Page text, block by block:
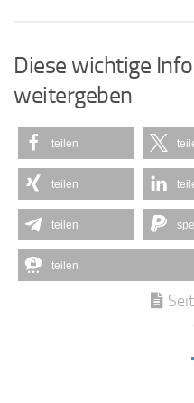
Diese wichtige
weitergeben
teilen
teilen
teilen
teilen